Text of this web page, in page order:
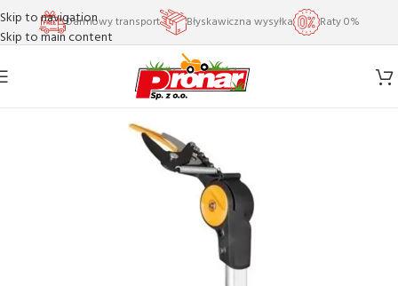
Skip to navigation
Skip to main content
Darmowy transport Błyskawiczna wysyłka Raty 0%